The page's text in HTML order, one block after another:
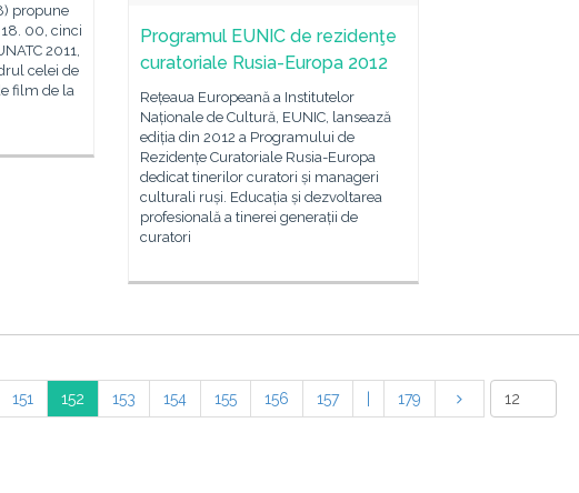
propune
00, cinci
2011,
celei de
film de la
Programul EUNIC de rezidenţe
curatoriale Rusia-Europa 2012
Rețeaua Europeană a Institutelor
Naționale de Cultură, EUNIC, lansează
ediția din 2012 a Programului de
Rezidențe Curatoriale Rusia-Europa
dedicat tinerilor curatori și manageri
culturali ruși. Educația și dezvoltarea
profesională a tinerei generații de
curatori
151 152 153 154 155 156 157 179